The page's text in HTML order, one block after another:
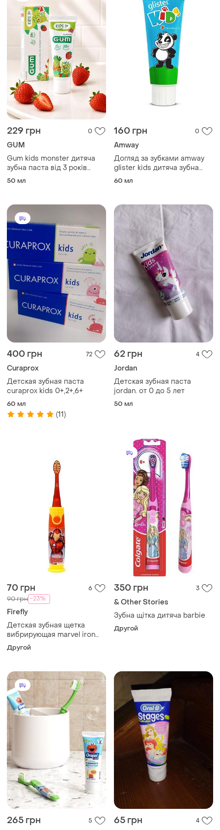
229 грн 0
GUM
Gum kids monster дитяча
зубна паста від 3 років
полуниця, 50 мл
50 мл
160 грн 0
Amway
Догляд за зубками amway
glister kids дитяча зубна
паста
60 мл
400 грн 72
Curaprox
Детская зубная паста
curaprox kids 0+,2+,6+
60 мл
(11)
62 грн 4
Jordan
Детская зубная паста
jordan. от 0 до 5 лет
50 мл
70 грн 6
90 грн -23%
Firefly
Детская зубная щетка
вибрирующая marvel iron
man turbo max 3-6 лет,
мягкая
Другой
350 грн 3
& Other Stories
Зубна щітка дитяча barbie
Другой
265 грн 5 65 грн 4